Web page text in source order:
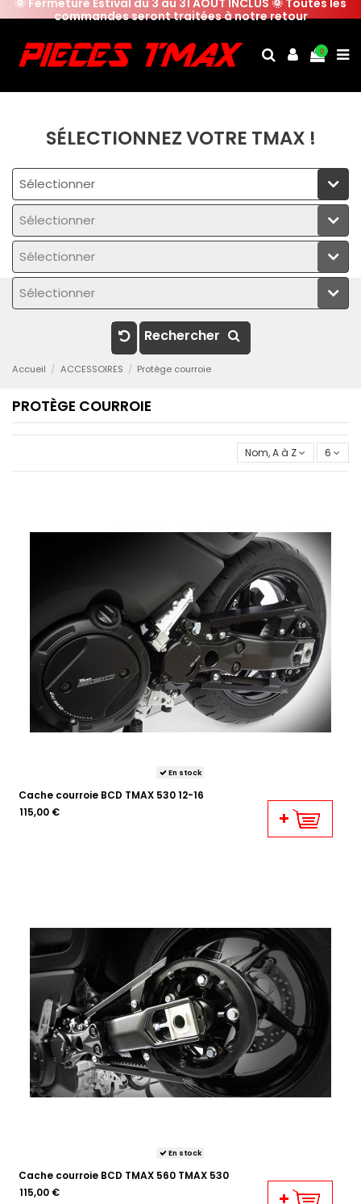
commandes seront traitées à notre retour
0
SÉLECTIONNEZ VOTRE TMAX !
Sélectionner
Sélectionner
Sélectionner
Sélectionner
Rechercher
Accueil ACCESSOIRES Protège courroie
PROTÈGE COURROIE
Nom, A à Z 6
En stock
Cache courroie BCD TMAX 530 12-16
115,00 €
En stock
Cache courroie BCD TMAX 560 TMAX 530
115,00 €